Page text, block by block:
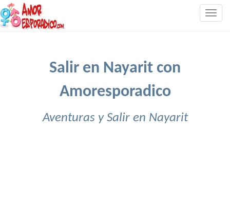
Salir en Nayarit con
Amoresporadico
Aventuras y Salir en Nayarit